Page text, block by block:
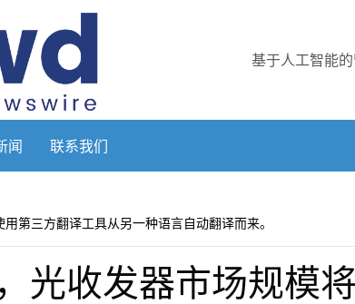
基于人工智能
闻 联系我们
第三方翻译工具从另一种语言自动翻译而来。
光收发器市场规模